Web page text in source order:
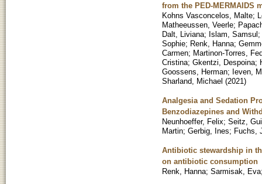
from the PED-MERMAIDS
Kohns Vasconcelos, Malte;
Matheeussen, Veerle;
Dalt, Liviana; Islam, Samsul;
Sophie; Renk, Hanna;
Carmen; Martinon-Torres,
Cristina; Gkentzi, Despoina;
Goossens, Herman; Ieven,
Sharland, Michael (2021)
Analgesia and Sedation
Benzodiazepines and
Neunhoeffer, Felix; Seitz,
Martin; Gerbig, Ines; Fuchs,
Antibiotic stewardship in
on antibiotic consumption
Renk, Hanna; Sarmisak, Eva